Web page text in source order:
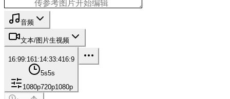
音频
文本/图片生视频
16:99:161:1 4:33:416:9
5s5s
1080p720p1080p